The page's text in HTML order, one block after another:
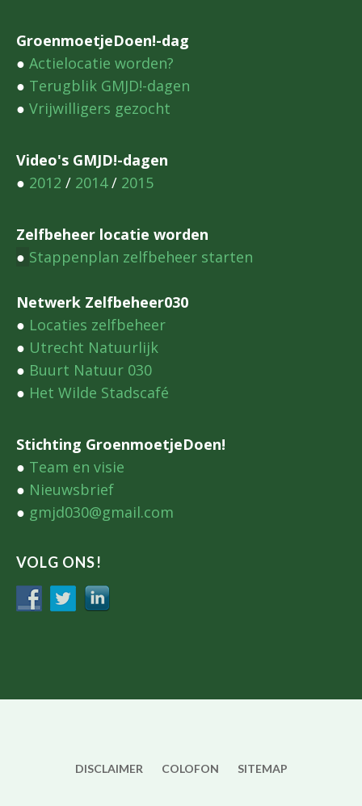
GroenmoetjeDoen!-dag
● Actielocatie worden?
● Terugblik GMJD!-dagen
● Vrijwilligers gezocht
Video's GMJD!-dagen
● 2012 / 2014/ 2015
Zelfbeheer locatie worden
● Stappenplan zelfbeheer starten
Netwerk Zelfbeheer030
● Locaties zelfbeheer
● Utrecht Natuurlijk
● Buurt Natuur 030
● Het Wilde Stadscafé
Stichting GroenmoetjeDoen!
● Team en visie
● Nieuwsbrief
● gmjd030@gmail.com
VOLG ONS!
DISCLAIMER COLOFON SITEMAP